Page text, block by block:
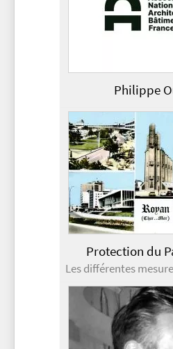
Philippe
Protection du
Les différentes